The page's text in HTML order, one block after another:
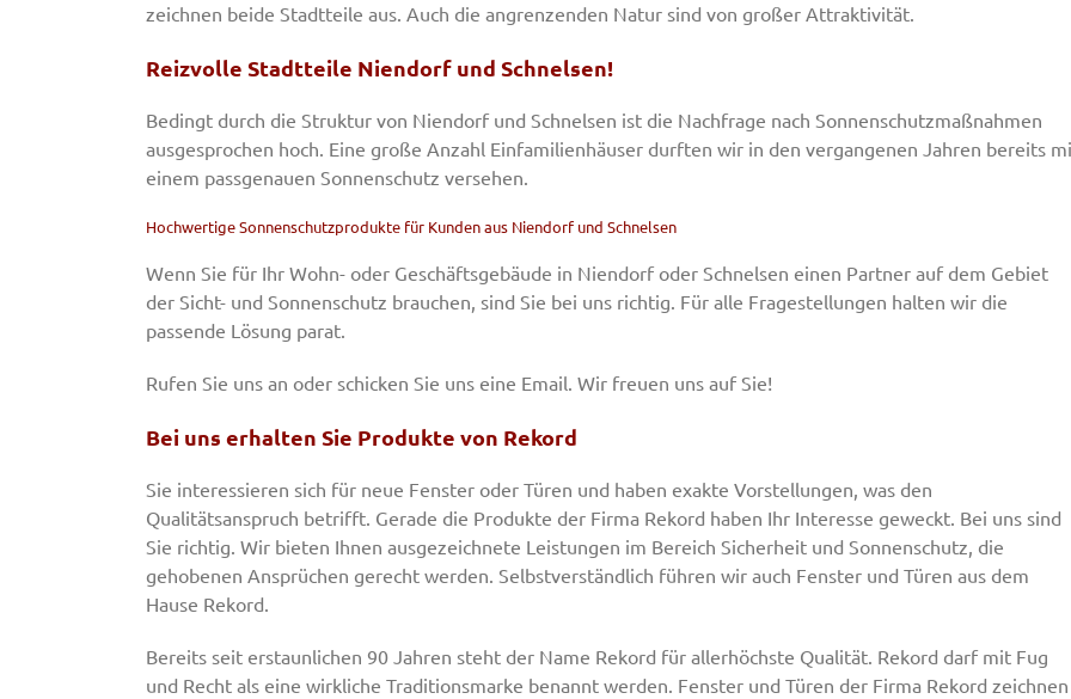
zeichnen beide Stadtteile aus. Auch die angrenzenden Natur sind von großer Attraktivität.
Reizvolle Stadtteile Niendorf und Schnelsen!
Bedingt durch die Struktur von Niendorf und Schnelsen ist die Nachfrage nach Sonnenschutzmaßnahmen
ausgesprochen hoch. Eine große Anzahl Einfamilienhäuser durften wir in den vergangenen Jahren bereits
einem passgenauen Sonnenschutz versehen.
Hochwertige Sonnenschutzprodukte für Kunden aus Niendorf und Schnelsen
Wenn Sie für Ihr Wohn- oder Geschäftsgebäude in Niendorf oder Schnelsen einen Partner auf dem Gebiet
der Sicht- und Sonnenschutz brauchen, sind Sie bei uns richtig. Für alle Fragestellungen halten wir die
passende Lösung parat.
Rufen Sie uns an oder schicken Sie uns eine Email. Wir freuen uns auf Sie!
Bei uns erhalten Sie Produkte von Rekord
Sie interessieren sich für neue Fenster oder Türen und haben exakte Vorstellungen, was den
Qualitätsanspruch betrifft. Gerade die Produkte der Firma Rekord haben Ihr Interesse geweckt. Bei uns sind
Sie richtig. Wir bieten Ihnen ausgezeichnete Leistungen im Bereich Sicherheit und Sonnenschutz, die
gehobenen Ansprüchen gerecht werden. Selbstverständlich führen wir auch Fenster und Türen aus dem
Hause Rekord.
Bereits seit erstaunlichen 90 Jahren steht der Name Rekord für allerhöchste Qualität. Rekord darf mit Fug
und Recht als eine wirkliche Traditionsmarke benannt werden. Fenster und Türen der Firma Rekord zeichnen